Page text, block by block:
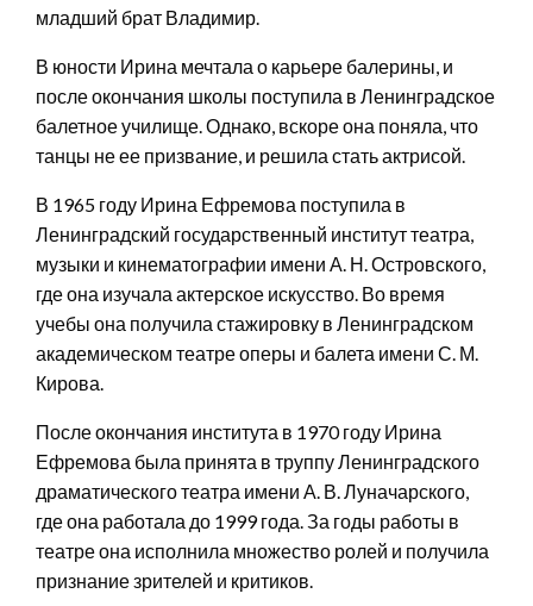
младший брат Владимир.
В юности Ирина мечтала о карьере балерины, и
после окончания школы поступила в Ленинградское
балетное училище. Однако, вскоре она поняла, что
танцы не ее призвание, и решила стать актрисой.
В 1965 году Ирина Ефремова поступила в
Ленинградский государственный институт театра,
музыки и кинематографии имени А. Н. Островского,
где она изучала актерское искусство. Во время
учебы она получила стажировку в Ленинградском
академическом театре оперы и балета имени С. М.
Кирова.
После окончания института в 1970 году Ирина
Ефремова была принята в труппу Ленинградского
драматического театра имени А. В. Луначарского,
где она работала до 1999 года. За годы работы в
театре она исполнила множество ролей и получила
признание зрителей и критиков.